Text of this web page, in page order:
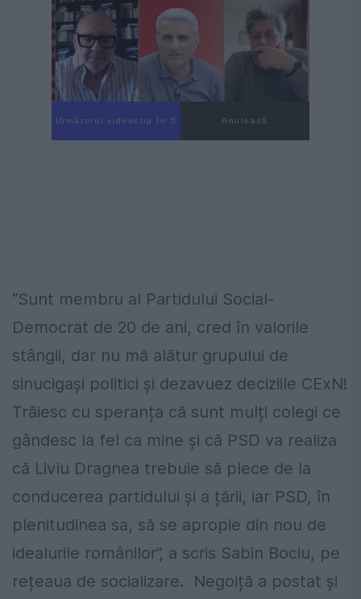
Următorul videoclip în 4 Anulează
“Sunt membru al Partidului Social-
Democrat de 20 de ani, cred în valorile
stângii, dar nu mă alătur grupului de
sinucigași politici și dezavuez deciziile CExN!
Trăiesc cu speranța că sunt mulți colegi ce
gândesc la fel ca mine și că PSD va realiza
că Liviu Dragnea trebuie să plece de la
conducerea partidului și a țării, iar PSD, în
plenitudinea sa, să se apropie din nou de
idealurile românilor”, a scris Sabin Bociu, pe
rețeaua de socializare. Negoiță a postat și